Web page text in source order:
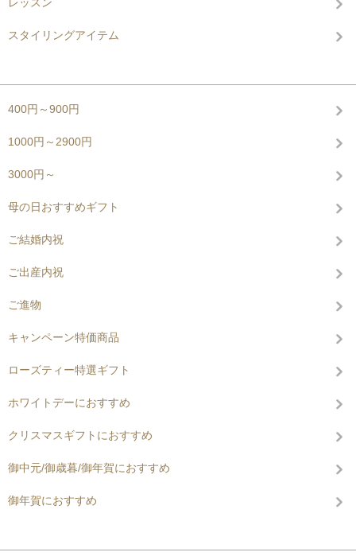
レッスン
スタイリングアイテム
400円～900円
1000円～2900円
3000円～
母の日おすすめギフト
ご結婚内祝
ご出産内祝
ご進物
キャンペーン特価商品
ローズティー特選ギフト
ホワイトデーにおすすめ
クリスマスギフトにおすすめ
御中元/御歳暮/御年賀におすすめ
御年賀におすすめ